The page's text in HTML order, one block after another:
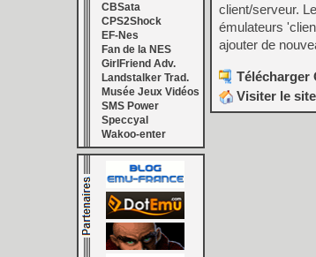
CBSata
CPS2Shock
EF-Nes
Fan de la NES
GirlFriend Adv.
Landstalker Trad.
Musée Jeux Vidéos
SMS Power
Speccyal
Wakoo-enter
client/serveur.
émulateurs
ajouter de
Télécharger
Visiter le